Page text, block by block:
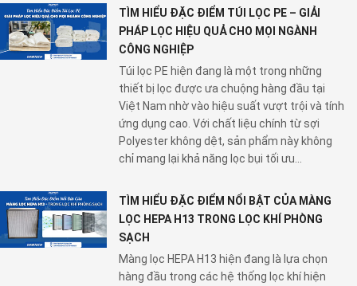
TÌM HIỂU ĐẶC ĐIỂM TÚI LỌC PE – GIẢI
PHÁP LỌC HIỆU QUẢ CHO MỌI NGÀNH
CÔNG NGHIỆP
Túi lọc PE hiện đang là một trong những
thiết bị lọc được ưa chuộng hàng đầu tại
Việt Nam nhờ vào hiệu suất vượt trội và tính
ứng dụng cao. Với chất liệu chính từ sợi
Polyester không dệt, sản phẩm này không
chỉ mang lại khả năng lọc bụi tối ưu...
TÌM HIỂU ĐẶC ĐIỂM NỔI BẬT CỦA MÀNG
LỌC HEPA H13 TRONG LỌC KHÍ PHÒNG
SẠCH
Màng lọc HEPA H13 hiện đang là lựa chọn
hàng đầu trong các hệ thống lọc khí hiện